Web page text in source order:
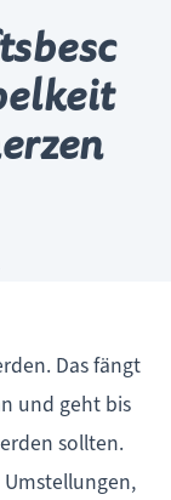
Das fängt
und geht bis
sollten.